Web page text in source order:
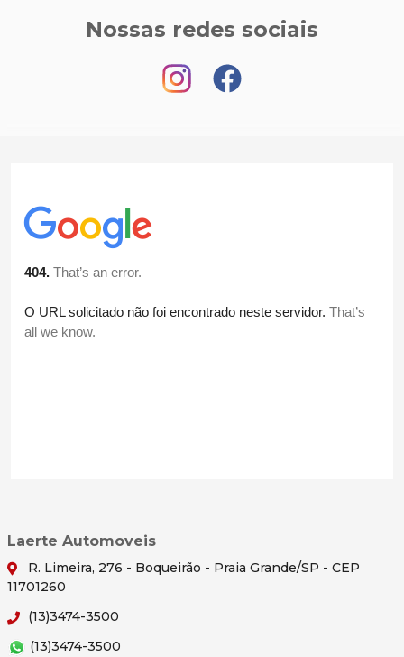
Nossas redes sociais
Laerte Automoveis
R. Limeira, 276 - Boqueirão - Praia Grande/SP - CEP
11701260
(13)3474-3500
(13)3474-3500